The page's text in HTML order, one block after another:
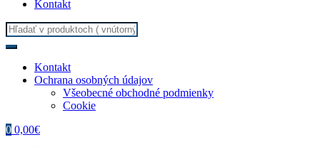
Kontakt
Search
for:
Kontakt
Ochrana osobných údajov
Všeobecné obchodné podmienky
Cookie
0 0,00€